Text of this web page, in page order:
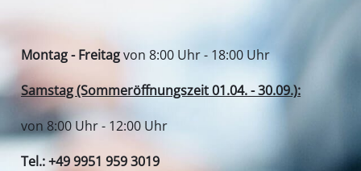
Montag - Freitagvon 8:00 Uhr - 18:00 Uhr
Samstag (Sommeröffnungszeit 01.04. - 30.09.):
von 8:00 Uhr - 12:00 Uhr
Tel.: +49 9951 959 3019